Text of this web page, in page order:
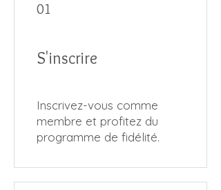
01
S'inscrire
Inscrivez-vous comme
membre et profitez du
programme de fidélité.